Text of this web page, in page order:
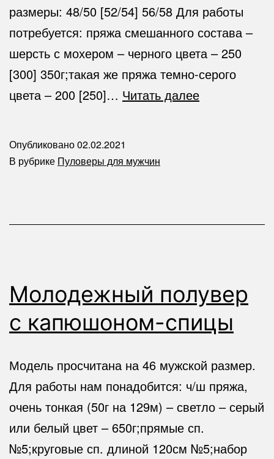
размеры: 48/50 [52/54] 56/58 Для работы
потребуется: пряжа смешанного состава –
шерсть с мохером – черного цвета – 250
[300] 350г;такая же пряжа темно-серого
цвета – 200 [250]… Читать далееТрехцветный
Опубликовано02.02.2021
В рубрике Пуловеры для мужчин
Молодежный полувер
с капюшоном-спицы
Модель просчитана на 46 мужской размер.
Для работы нам понадобится: ч/ш пряжа,
очень тонкая (50г на 129м) – светло – серый
или белый цвет – 650г;прямые сп.
№5;круговые сп. длиной 120см №5;набор